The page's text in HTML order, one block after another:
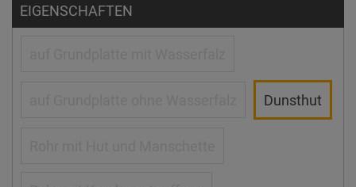
EIGENSCHAFTEN
Dunsthut